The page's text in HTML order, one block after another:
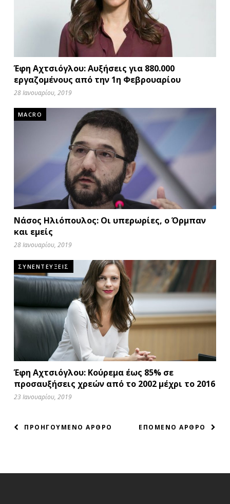
Έφη Αχτσιόγλου: Αυξήσεις για 880.000
εργαζομένους από την 1η Φεβρουαρίου
28 Ιανουαρίου, 2019
MACRO
Νάσος Ηλιόπουλος: Οι υπερωρίες, ο Όρμπαν
και εμείς
28 Ιανουαρίου, 2019
ΣΥΝΕΝΤΕΥΞΕΙΣ
Έφη Αχτσιόγλου: Κούρεμα έως 85% σε
προσαυξήσεις χρεών από το 2002 μέχρι το 2016
23 Ιανουαρίου, 2019
ΠΛΟΗΓΗΣΗ
ΕΠΟΜΕΝΟ ΑΡΘΡΟ
ΠΡΟΗΓΟΥΜΕΝΟ ΑΡΘΡΟ